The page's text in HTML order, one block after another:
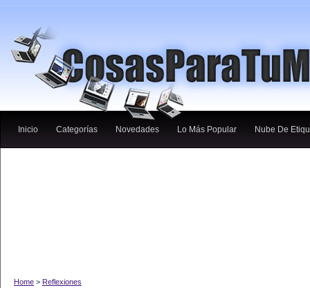
Inicio Categorías Novedades Lo Más Popular Nube De
Home > Reflexiones